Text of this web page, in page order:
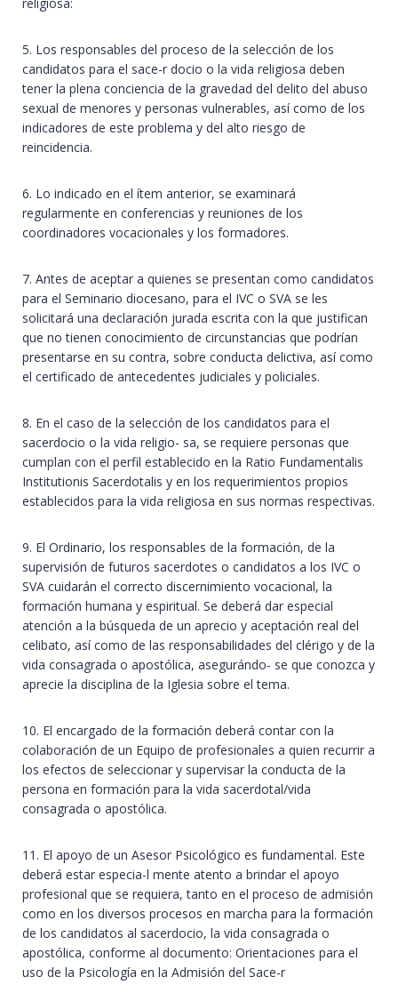
5. Los responsables del proceso de la selección de los
candidatos para el sace-r docio o la vida religiosa deben
tener la plena conciencia de la gravedad del delito del abuso
sexual de menores y personas vulnerables, así como de los
indicadores de este problema y del alto riesgo de
reincidencia.
6. Lo indicado en el ítem anterior, se examinará
regularmente en conferencias y reuniones de los
coordinadores vocacionales y los formadores.
7. Antes de aceptar a quienes se presentan como candidatos
para el Seminario diocesano, para el IVC o SVA se les
solicitará una declaración jurada escrita con la que justifican
que no tienen conocimiento de circunstancias que podrían
presentarse en su contra, sobre conducta delictiva, así como
el certificado de antecedentes judiciales y policiales.
8. En el caso de la selección de los candidatos para el
sacerdocio o la vida religio- sa, se requiere personas que
cumplan con el perfil establecido en la Ratio Fundamentalis
Institutionis Sacerdotalis y en los requerimientos propios
establecidos para la vida religiosa en sus normas respectivas.
9. El Ordinario, los responsables de la formación, de la
supervisión de futuros sacerdotes o candidatos a los IVC o
SVA cuidarán el correcto discernimiento vocacional, la
formación humana y espiritual. Se deberá dar especial
atención a la búsqueda de un aprecio y aceptación real del
celibato, así como de las responsabilidades del clérigo y de la
vida consagrada o apostólica, asegurándo- se que conozca y
aprecie la disciplina de la Iglesia sobre el tema.
10. El encargado de la formación deberá contar con la
colaboración de un Equipo de profesionales a quien recurrir a
los efectos de seleccionar y supervisar la conducta de la
persona en formación para la vida sacerdotal/vida
consagrada o apostólica.
11. El apoyo de un Asesor Psicológico es fundamental. Este
deberá estar especia-l mente atento a brindar el apoyo
profesional que se requiera, tanto en el proceso de admisión
como en los diversos procesos en marcha para la formación
de los candidatos al sacerdocio, la vida consagrada o
apostólica, conforme al documento: Orientaciones para el
uso de la Psicología en la Admisión del Sace-r